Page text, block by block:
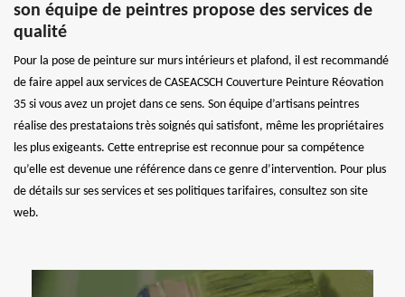
son équipe de peintres propose des services de
qualité
Pour la pose de peinture sur murs intérieurs et plafond, il est recommandé
de faire appel aux services de CASEACSCH Couverture Peinture Réovation
35 si vous avez un projet dans ce sens. Son équipe d’artisans peintres
réalise des prestataions très soignés qui satisfont, même les propriétaires
les plus exigeants. Cette entreprise est reconnue pour sa compétence
qu’elle est devenue une référence dans ce genre d’intervention. Pour plus
de détails sur ses services et ses politiques tarifaires, consultez son site
web.